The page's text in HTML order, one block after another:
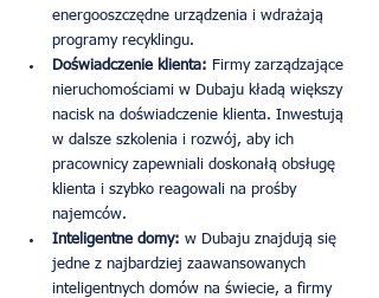
energooszczędne urządzenia i wdrażają
programy recyklingu.
Doświadczenie klienta: Firmy zarządzające
nieruchomościami w Dubaju kładą większy
nacisk na doświadczenie klienta. Inwestują
w dalsze szkolenia i rozwój, aby ich
pracownicy zapewniali doskonałą obsługę
klienta i szybko reagowali na prośby
najemców.
Inteligentne domy: w Dubaju znajdują się
jedne z najbardziej zaawansowanych
inteligentnych domów na świecie, a firmy